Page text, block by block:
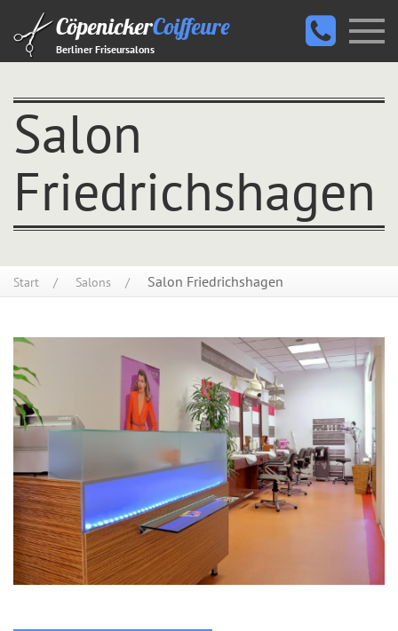
CöpenickerCoiffeure
Berliner Friseursalons
Salon
Friedrichshagen
Start Salons Salon Friedrichshagen